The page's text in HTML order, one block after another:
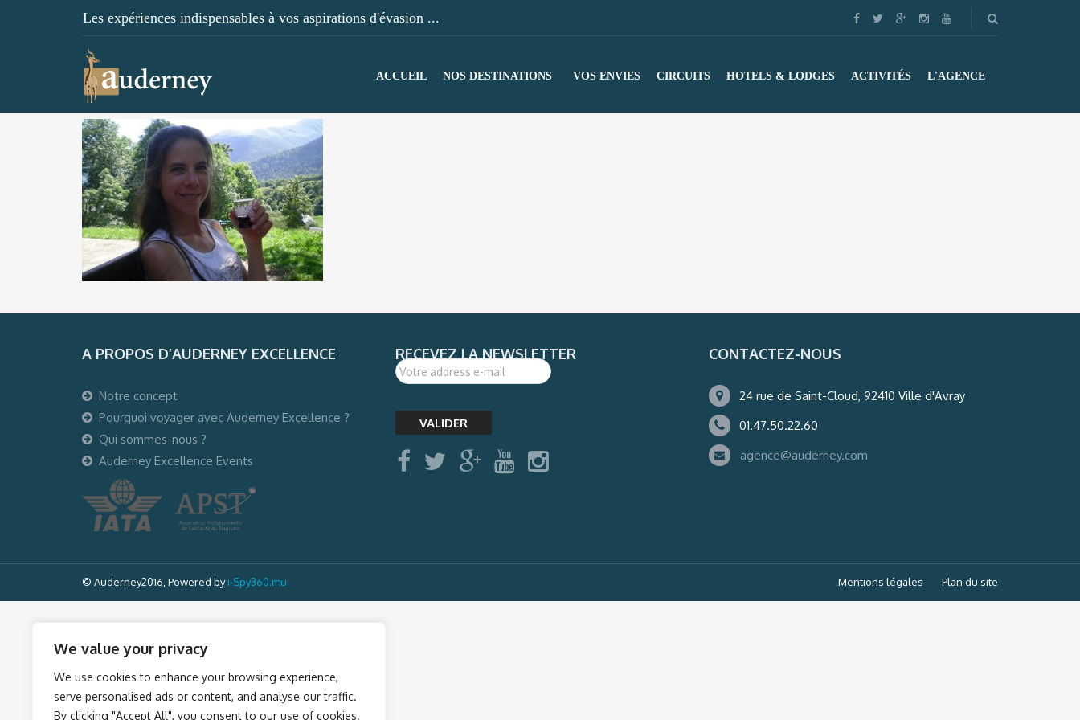
We value your privacy
We use cookies to enhance your browsing experience,
serve personalised ads or content, and analyse our traffic.
By clicking "Accept All", you consent to our use of cookies.
Les expériences indispensables à vos aspirations d'évasion ...
ACCUEIL NOS DESTINATIONS VOS ENVIES CIRCUITS HOTELS & LODGES ACTIVITÉS L'AGENCE
A PROPOS D’AUDERNEY EXCELLENCE
Notre concept
Pourquoi voyager avec Auderney Excellence ?
Qui sommes-nous ?
Auderney Excellence Events
RECEVEZ LA NEWSLETTER CONTACTEZ-NOUS
24 rue de Saint-Cloud, 92410 Ville d'Avray
01.47.50.22.60
agence@auderney.com
© Auderney2016, Powered byi-Spy360.mu Mentions légales Plan du site